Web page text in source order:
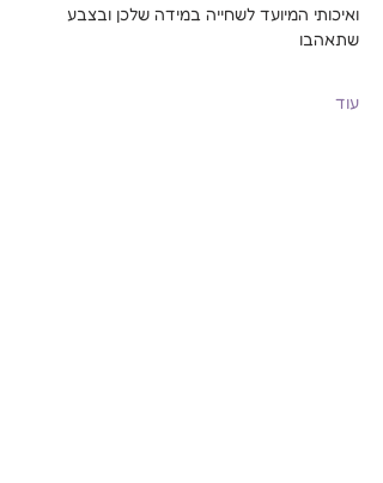
ואיכותי המיועד לשחייה במידה שלכן ובצבע
שתאהבו
עוד